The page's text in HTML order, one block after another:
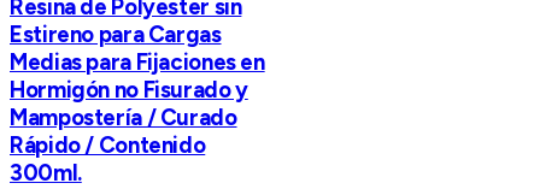
Resina de Polyester sin
Estireno para Cargas
Medias para Fijaciones en
Hormigón no Fisurado y
Mampostería / Curado
Rápido / Contenido
300ml.